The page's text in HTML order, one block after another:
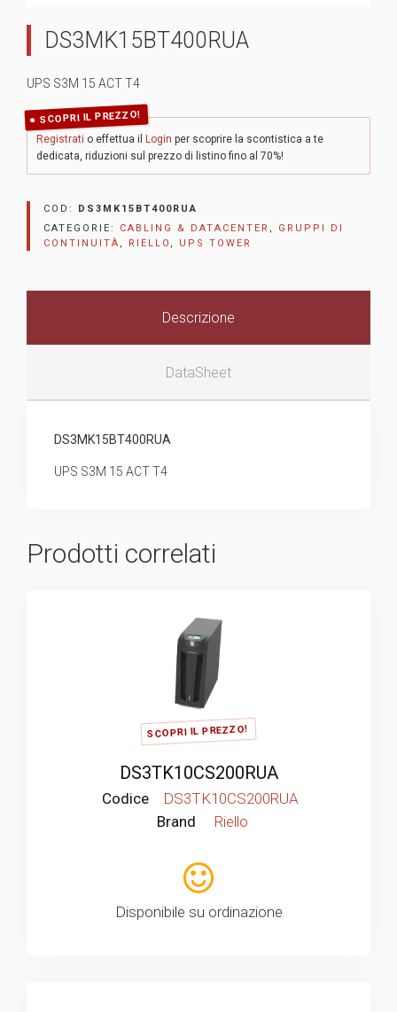
DS3MK15BT400RUA
UPS S3M 15 ACT T4
SCOPRI IL PREZZO!
Registrati o effettua il Login per scoprire la scontistica a te
dedicata, riduzioni sul prezzo di listino fino al 70%!
COD: DS3MK15BT400RUA
CATEGORIE: CABLING & DATACENTER
GRUPPI DI
CONTINUITÀ
RIELLO UPS TOWER
Descrizione
DataSheet
DS3MK15BT400RUA
UPS S3M 15 ACT T4
Prodotti correlati
SCOPRI IL PREZZO!
DS3TK10CS200RUA
Codice
DS3TK10CS200RUA
Brand
Riello
Disponibile su ordinazione